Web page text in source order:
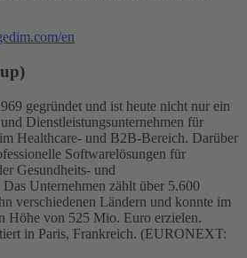
en
gegründet und ist heute nicht nur ein
Dienstleistungsunternehmen für
Healthcare- und B2B-Bereich. Darüber
Softwarelösungen für
Gesundheits- und
Unternehmen zählt über 5.600
verschiedenen Ländern und konnte im
Höhe von 525 Mio. Euro erzielen.
in Paris, Frankreich. (EURONEXT: